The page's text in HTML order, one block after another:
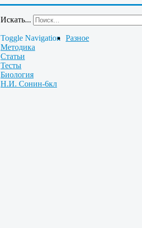
Искать...
Toggle Navigation
Разное
Методика
Статьи
Тесты
Биология
Н.И. Сонин-6кл